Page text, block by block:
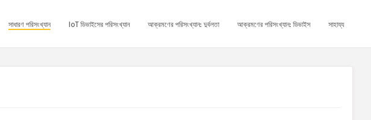
সাধারণ পরিসংখ্যান IoT ডিভাইসের পরিসংখ্যান আক্রমণের পরিসংখ্যান: দুর্বলতা আক্রমণের পরিসংখ্যান: ডিভাইস সাহায্য